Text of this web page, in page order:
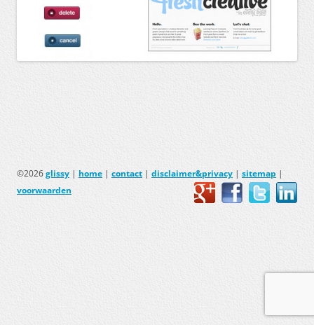
©2026glissy | home | contact | disclaimer&privacy | sitemap |
voorwaarden